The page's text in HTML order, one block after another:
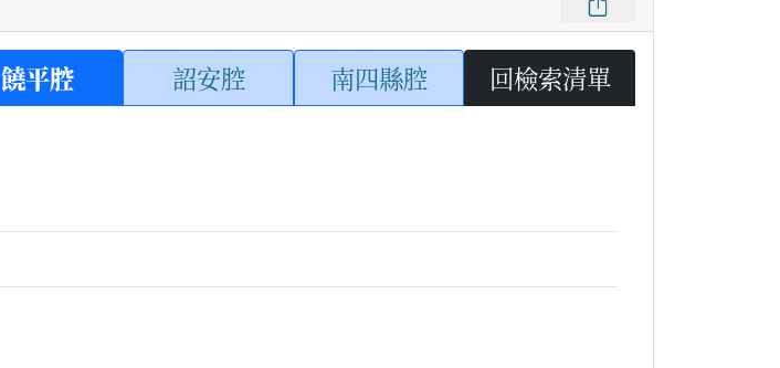
饒平腔 詔安腔 南四縣腔 回檢索清單